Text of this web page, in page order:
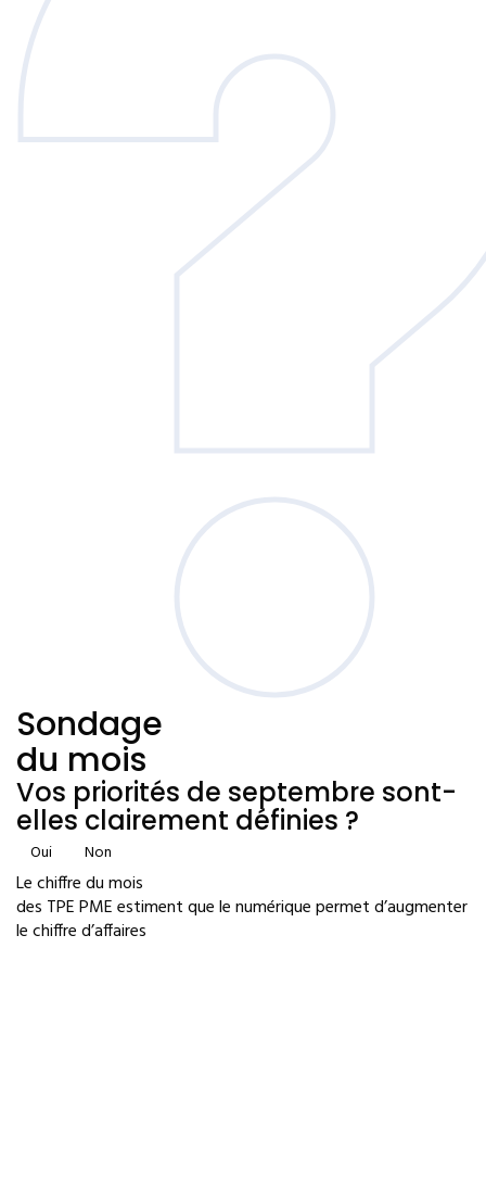
Sondage
du mois
Vos priorités de septembre sont-
elles clairement définies ?
Oui Non
Le chiffre du mois
des TPE PME estiment que le numérique permet d’augmenter
le chiffre d’affaires